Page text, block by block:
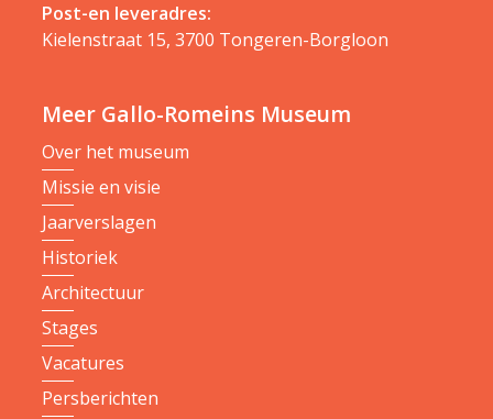
Post-en leveradres:
Kielenstraat 15, 3700 Tongeren-Borgloon
Meer Gallo-Romeins Museum
Over het museum
Missie en visie
Jaarverslagen
Historiek
Architectuur
Stages
Vacatures
Persberichten